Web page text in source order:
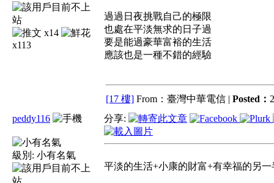
x14
x113
過過日夜挑戰自己的極限
也處在平淡無求的日子過
要是能過豪華富裕的生活
應該也是一種不錯的經驗
[17 樓] From：臺灣中華電信 | Posted：
peddy116
級別: 小有名氣
分享:
平淡的生活+小康的財富+有幸福的另一